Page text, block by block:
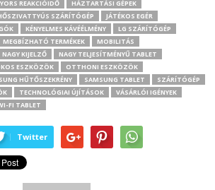
REAKCIÓIDŐ
HÁZTARTÁSI GÉPEK
SZÁRÍTÓGÉP
JÁTÉKOS EGÉR
KÉNYELMES KÁVÉÉLMÉNY
LG SZÁRÍTÓGÉP
MEGBÍZHATÓ TERMÉKEK
MOBILITÁS
NAGY KIJELZŐ
NAGY TELJESÍTMÉNYŰ TABLET
ESZKÖZÖK
OTTHONI ESZKÖZÖK
HŰTŐSZEKRÉNY SAMSUNG TABLET
SZÁRÍTÓGÉP
TECHNOLÓGIAI ÚJÍTÁSOK
VÁSÁRLÓI IGÉNYEK
FI TABLET
Twitter